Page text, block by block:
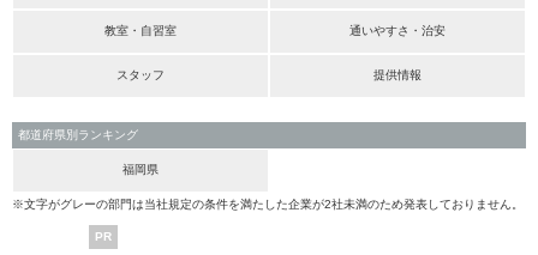
教室・自習室 通いやすさ・治安
スタッフ 提供情報
都道府県別ランキング
福岡県
※文字がグレーの部門は当社規定の条件を満たした企業が2社未満のため発表しておりません。
PR